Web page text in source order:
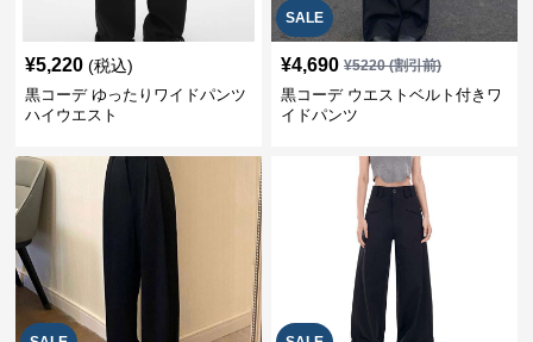
¥5,220 (税込)
黒コーデ ゆったりワイドパンツ
ハイウエスト
SALE
¥4,690 ¥5220(割引前)
黒コーデ ウエストベルト付きワ
イドパンツ